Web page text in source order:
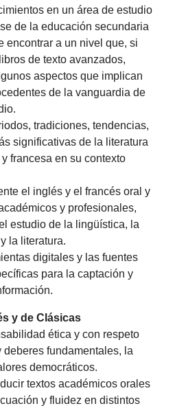
en un área de estudio
de la educación secundaria
encontrar a un nivel que, si
de texto avanzados,
aspectos que implican
de la vanguardia de
tradiciones, tendencias,
significativas de la literatura
francesa en su contexto
el inglés y el francés oral y
y profesionales,
estudio de la lingüística, la
la literatura.
digitales y las fuentes
para la captación y
y de Clásicas
ética y con respeto
deberes fundamentales, la
democráticos.
textos académicos orales
y fluidez en distintos